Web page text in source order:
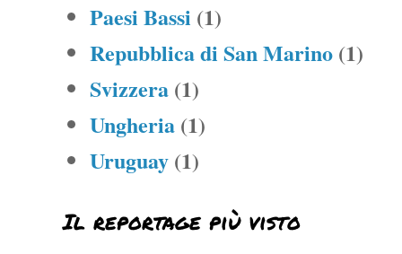
Paesi Bassi (1)
Repubblica di San Marino (1)
Svizzera (1)
Ungheria (1)
Uruguay (1)
Il reportage più visto